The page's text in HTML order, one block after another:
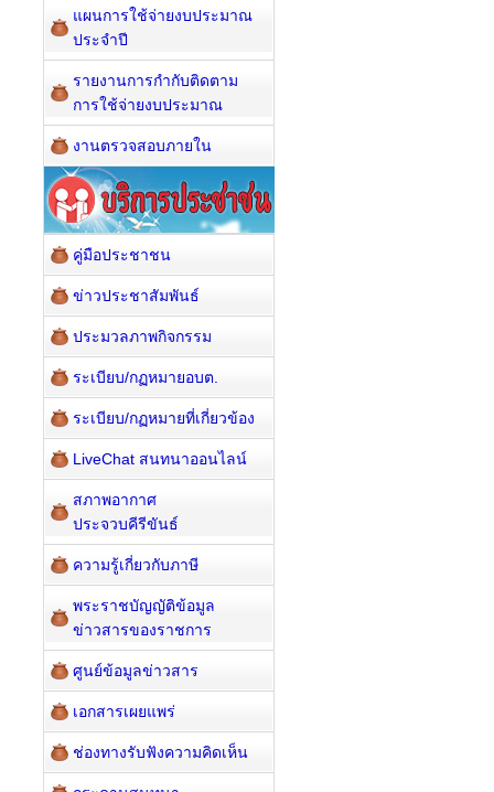
แผนการใช้จ่ายงบประมาณ
ประจำปี
รายงานการกำกับติดตาม
การใช้จ่ายงบประมาณ
งานตรวจสอบภายใน
คู่มือประชาชน
ข่าวประชาสัมพันธ์
ประมวลภาพกิจกรรม
ระเบียบ/กฏหมายอบต.
ระเบียบ/กฏหมายที่เกี่ยวข้อง
LiveChat สนทนาออนไลน์
สภาพอากาศ
ประจวบคีรีขันธ์
ความรู้เกี่ยวกับภาษี
พระราชบัญญัติข้อมูล
ข่าวสารของราชการ
ศูนย์ข้อมูลข่าวสาร
เอกสารเผยแพร่
ช่องทางรับฟังความคิดเห็น